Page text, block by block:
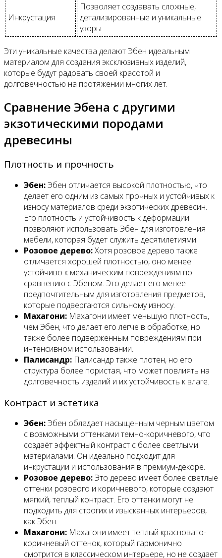
Инкрустация
Позволяет создавать сложные,
детализированные и уникальные
узоры
Эти уникальные качества делают Эбен идеальным
материалом для создания эксклюзивных изделий,
которые будут радовать своей красотой и
долговечностью на протяжении многих лет.
Сравнение Эбена с другими
экзотическими породами
древесины
Плотность и прочность
Эбен:Эбен отличается высокой плотностью, что
делает его одним из самых прочных и устойчивых к
износу материалов среди экзотических древесин.
Его плотность и устойчивость к деформации
позволяют использовать Эбен для изготовления
мебели, которая будет служить десятилетиями.
Розовое дерево:Хотя розовое дерево также
отличается хорошей плотностью, оно менее
устойчиво к механическим повреждениям по
сравнению с Эбеном. Это делает его менее
предпочтительным для изготовления предметов,
которые подвергаются сильному износу.
Махагони: Махагони имеет меньшую плотность,
чем Эбен, что делает его легче в обработке, но
также более подверженным повреждениям при
интенсивном использовании.
Палисандр: Палисандр также плотен, но его
структура более пористая, что может повлиять на
долговечность изделий и их устойчивость к влаге.
Контраст и эстетика
Эбен:Эбен обладает насыщенным черным цветом
с возможными оттенками темно-коричневого, что
создаёт эффектный контраст с более светлыми
материалами. Он идеально подходит для
инкрустации и использования в премиум-декоре.
Розовое дерево:Это дерево имеет более светлые
оттенки розового и коричневого, которые создают
мягкий, теплый контраст. Его оттенки могут не
подходить для строгих и изысканных интерьеров,
как Эбен.
Махагони: Махагони имеет теплый красновато-
коричневый оттенок, который гармонично
смотрится в классическом интерьере, но не создает